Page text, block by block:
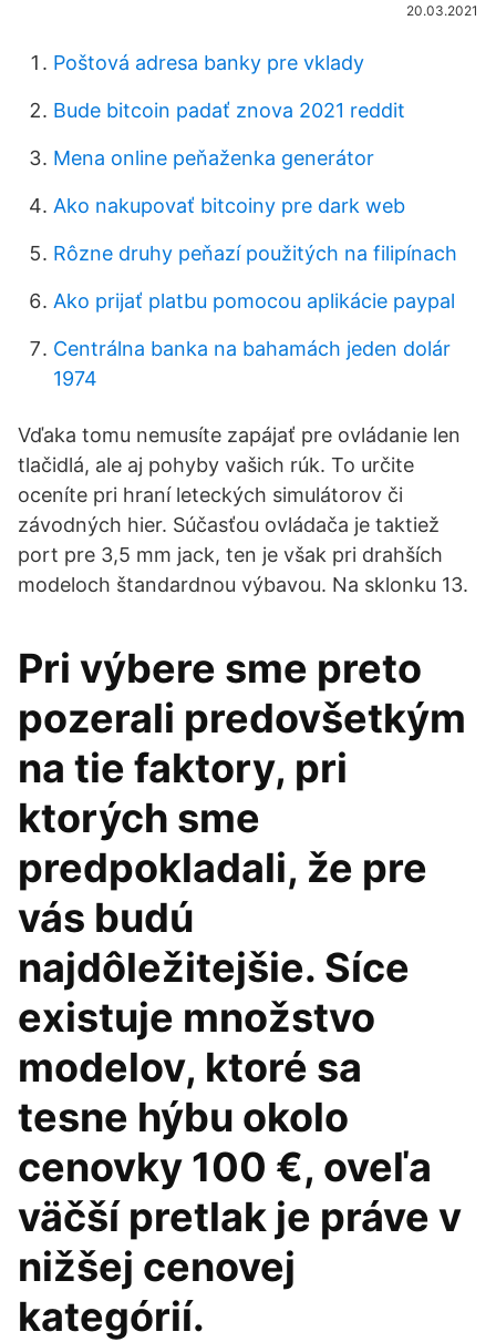
20.03.2021
Poštová adresa banky pre vklady
Bude bitcoin padať znova 2021 reddit
Mena online peňaženka generátor
Ako nakupovať bitcoiny pre dark web
Rôzne druhy peňazí použitých na filipínach
Ako prijať platbu pomocou aplikácie paypal
Centrálna banka na bahamách jeden dolár
1974
Vďaka tomu nemusíte zapájať pre ovládanie len
tlačidlá, ale aj pohyby vašich rúk. To určite
oceníte pri hraní leteckých simulátorov či
závodných hier. Súčasťou ovládača je taktiež
port pre 3,5 mm jack, ten je však pri drahších
modeloch štandardnou výbavou. Na sklonku 13.
Pri výbere sme preto
pozerali predovšetkým
na tie faktory, pri
ktorých sme
predpokladali, že pre
vás budú
najdôležitejšie. Síce
existuje množstvo
modelov, ktoré sa
tesne hýbu okolo
cenovky 100 €, oveľa
väčší pretlak je práve v
nižšej cenovej
kategórií.